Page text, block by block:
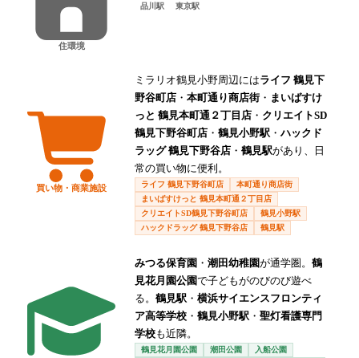
住環境
品川駅
東京駅
買い物・商業施設
ミラリオ鶴見小野周辺にはライフ 鶴見下
野谷町店 ・ 本町通り商店街 ・ まいばすけ
っと 鶴見本町通２丁目店 ・ クリエイトSD
鶴見下野谷町店 ・ 鶴見小野駅 ・ ハックド
ラッグ 鶴見下野谷店 ・ 鶴見駅があり、日
常の買い物に便利。
ライフ 鶴見下野谷町店
本町通り商店街
まいばすけっと 鶴見本町通２丁目店
クリエイトSD鶴見下野谷町店
鶴見小野駅
ハックドラッグ 鶴見下野谷店
鶴見駅
みつる保育園 ・ 潮田幼稚園が通学圏。 鶴
見花月園公園で子どもがのびのび遊べ
る。 鶴見駅 ・ 横浜サイエンスフロンティ
ア高等学校 ・ 鶴見小野駅 ・ 聖灯看護専門
学校も近隣。
鶴見花月園公園 潮田公園
入船公園